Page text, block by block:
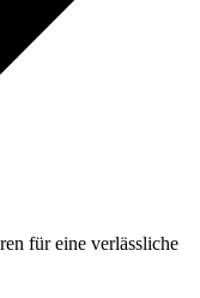
für eine verlässliche